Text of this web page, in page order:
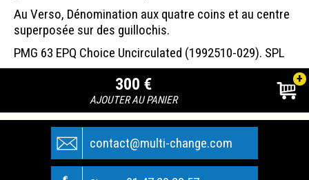
Au Verso, Dénomination aux quatre coins et au centre
superposée sur des guillochis.
PMG 63 EPQ Choice Uncirculated (1992510-029). SPL
300 €
AJOUTER AU PANIER
+
contact@multi-change.com